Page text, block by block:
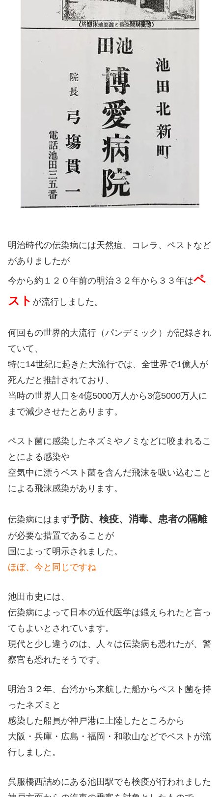
明治時代の伝染病には天然痘、コレラ、ペストなど
がありましたが
今から約１２０年前の明治３２年から３３年はペ
スト が流行しました。
何回もの世界的大流行（パンデミック）が記録され
ていて、
特に14世紀に起きた大流行では、全世界で1億人が
死んだと推計されており、
当時の世界人口を4億5000万人から3億5000万人に
まで減少させたとあります。
ペスト菌に感染したネズミやノミなどに咬まれるこ
とによる感染や
空気中に漂うペスト菌を含んだ飛沫を吸い込むこと
による飛沫感染があります。
伝染病にはまず予防、検疫、消毒、患者の隔離
が必要な措置であることが
国によって明示されました。
ほぼ、今と同じですね
池田市史には、
伝染病によって日本の近代医学は鍛えられたと言っ
てもよいとされています。
現代と少し違うのは、人々は伝染病も恐れたが、警
察官も恐れたそうです。
明治３２年、台湾から来航した船からペスト菌を持
ったネズミと
感染した船員が神戸港に上陸したところから
大阪・兵庫・広島・福岡・和歌山などでペストが流
行しました。
呉服橋西詰めにある池田駅でも検疫が行われました